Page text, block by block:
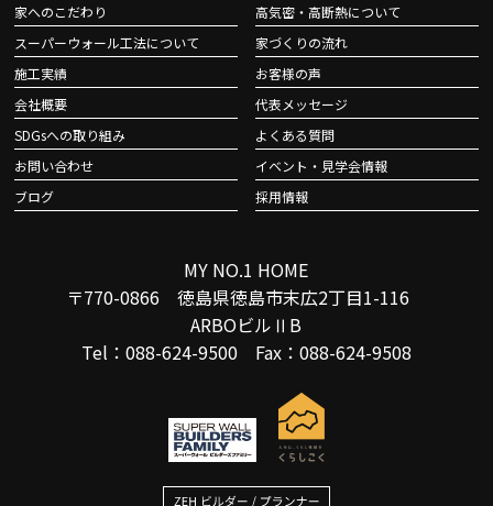
家へのこだわり
高気密・高断熱について
スーパーウォール工法について
家づくりの流れ
施工実績
お客様の声
会社概要
代表メッセージ
SDGsへの取り組み
よくある質問
お問い合わせ
イベント・見学会情報
ブログ
採用情報
MY NO.1 HOME
〒770-0866 徳島県徳島市末広2丁目1-116
ARBOビルⅡB
Tel：088-624-9500 Fax：088-624-9508